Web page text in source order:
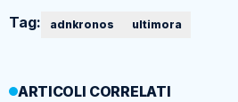
Tag: adnkronos ultimora
ARTICOLI CORRELATI